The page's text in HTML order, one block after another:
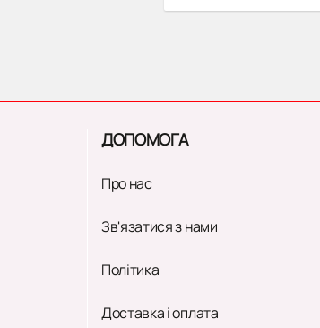
ДОПОМОГА
Про нас
Зв'язатися з нами
Політика
Доставка і оплата